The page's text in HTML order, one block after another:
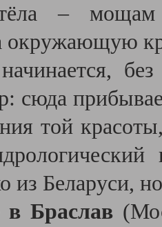
–
окружающую
сюда
той
из Беларуси,
в Браслав